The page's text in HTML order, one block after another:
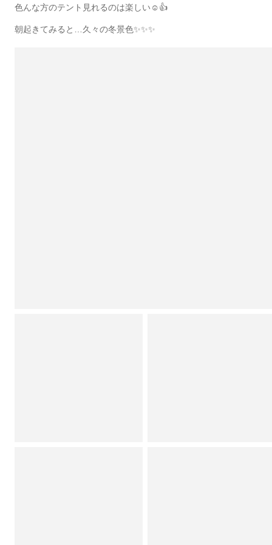
色んな方のテント見れるのは楽しい☺️👍
朝起きてみると…久々の冬景色✨✨✨